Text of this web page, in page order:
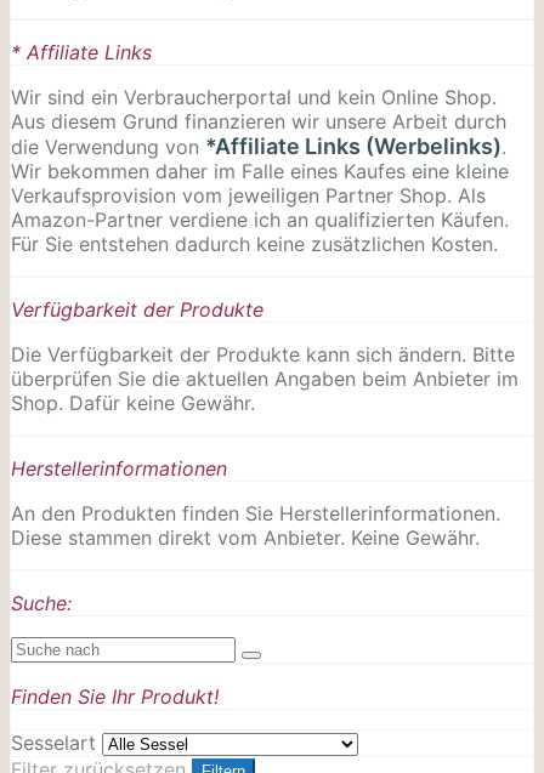
* Affiliate Links
Wir sind ein Verbraucherportal und kein Online Shop.
Aus diesem Grund finanzieren wir unsere Arbeit durch
die Verwendung von *Affiliate Links (Werbelinks).
Wir bekommen daher im Falle eines Kaufes eine kleine
Verkaufsprovision vom jeweiligen Partner Shop. Als
Amazon-Partner verdiene ich an qualifizierten Käufen.
Für Sie entstehen dadurch keine zusätzlichen Kosten.
Verfügbarkeit der Produkte
Die Verfügbarkeit der Produkte kann sich ändern. Bitte
überprüfen Sie die aktuellen Angaben beim Anbieter im
Shop. Dafür keine Gewähr.
Herstellerinformationen
An den Produkten finden Sie Herstellerinformationen.
Diese stammen direkt vom Anbieter. Keine Gewähr.
Suche:
Finden Sie Ihr Produkt!
Sesselart